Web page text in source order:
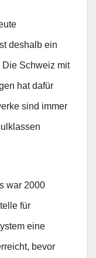
deshalb ein
Schweiz mit
hat dafür
sind immer
war 2000
für
eine
bevor